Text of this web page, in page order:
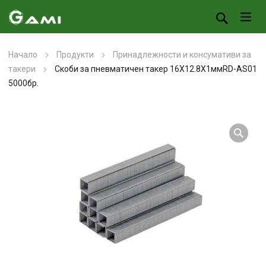
Начало Продукти
Принадлежности и консумативи за
такери
Скоби за пневматичен такер 16X12.8X1ммRD-AS01
5000бр.